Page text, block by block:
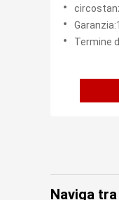
Termine di
Naviga